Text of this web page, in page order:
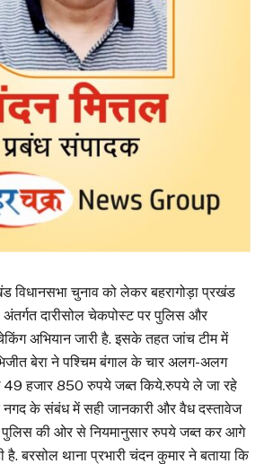
विधानसभा चुनाव को लेकर बहरागोड़ा प्रखंड
अंतर्गत दारीसोल चेकपोस्ट पर पुलिस और
अभियान जारी है. इसके तहत जांच टीम में
बेरा ने पश्चिम बंगाल के चार अलग-अलग
हजार 850 रुपये जब्‍त किये.रुपये ले जा रहे
के संबंध में सही जानकारी और वैध दस्तावेज
पुलिस की ओर से नियमानुसार रुपये जब्त कर आगे
है. बरसोल थाना प्रभारी चंदन कुमार ने बताया कि